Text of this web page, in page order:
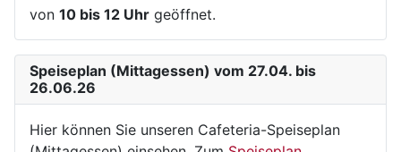
von 10 bis 12 Uhr geöffnet.
Speiseplan (Mittagessen) vom 27.04. bis
26.06.26
Hier können Sie unseren Cafeteria-Speiseplan